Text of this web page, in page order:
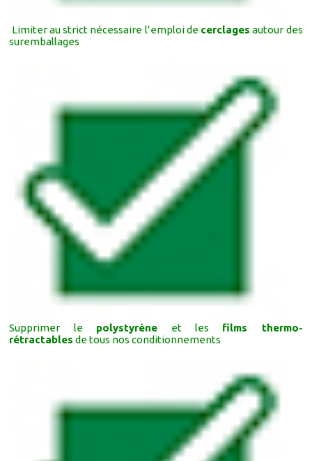
Limiter au strict nécessaire l’emploi de cerclages autour des
suremballages
Supprimer le polystyrène et les films thermo-
rétractables de tous nos conditionnements